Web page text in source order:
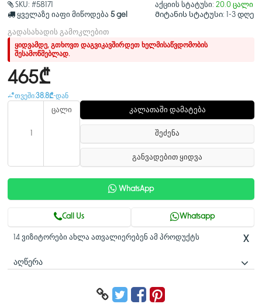
SKU: #58171
ყველაზე იაფი მიწოდება 5 gel
აქციის სტატუსი: 20.0 ცალი
Მიტანის სტატუსი:
1-3 დღე
გადასახადის გამოკლებით
ყიდვამდე, გთხოვთ დაგვიკავშირდეთ ხელმისაწვდომობის
შესამოწმებლად.
465₾
თვეში:38.8₾-დან
ცალი კალათაში დამატება
შეძენა
განვადებით ყიდვა
WhatsApp
Call Us Whatsapp
X
14 ვიზიტორები ახლა ათვალიერებენ ამ პროდუქტს
ᲐᲦᲬᲔᲠᲐ
სპეციფიკაციები